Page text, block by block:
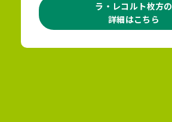
ラ・レコルト枚方の
詳細はこちら